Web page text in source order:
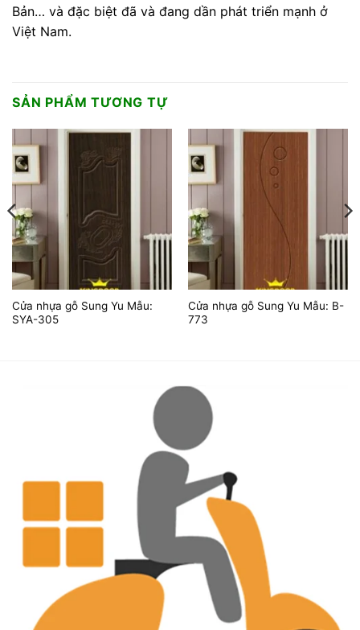
Bản… và đặc biệt đã và đang dần phát triển mạnh ở
Việt Nam.
SẢN PHẨM TƯƠNG TỰ
Cửa nhựa gỗ Sung Yu Mẫu:
SYA-305
Cửa nhựa gỗ Sung Yu Mẫu: B-
773